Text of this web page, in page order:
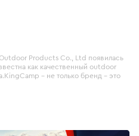
Products Co., Ltd появилась
как качественный outdoor
– не только бренд – это